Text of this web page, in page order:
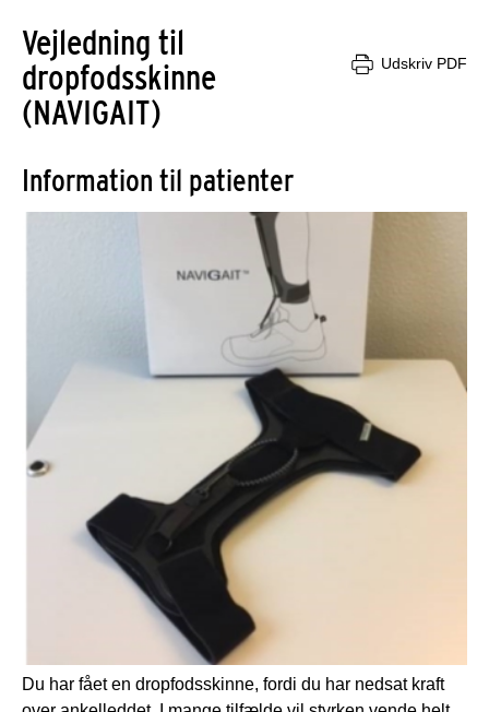
Vejledning til
dropfodsskinne
(NAVIGAIT)
Udskriv PDF
Information til patienter
Du har fået en dropfodsskinne, fordi du har nedsat kraft